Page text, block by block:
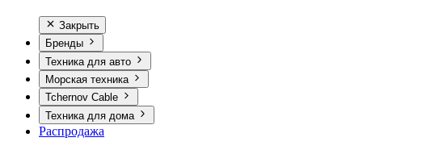
Закрыть
Бренды
Техника для авто
Морская техника
Tchernov Cable
Техника для дома
Распродажа